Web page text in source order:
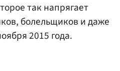
так напрягает
болельщиков и даже
2015 года.